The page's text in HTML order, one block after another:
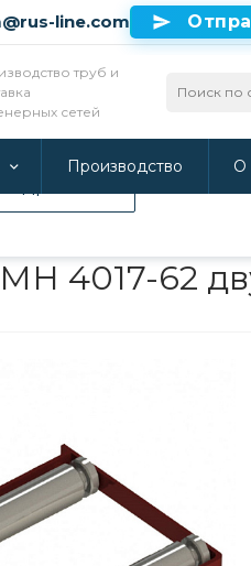
вы продолжаете
конфиденциальности
line.com
труб и
сетей
Производство О
4017-62